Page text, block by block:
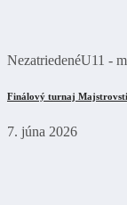
NezatriedenéU11 -
Finálový turnaj
7. júna 2026